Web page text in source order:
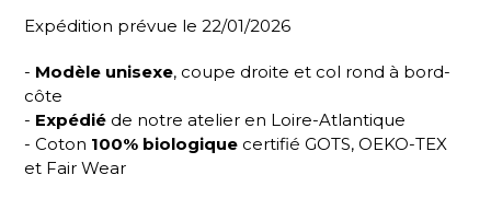
Expédition prévue le 22/01/2026
- Modèle unisexe, coupe droite et col rond à bord-
côte
- Expédié de notre atelier en Loire-Atlantique
- Coton 100% biologique certifié GOTS, OEKO-TEX
et Fair Wear